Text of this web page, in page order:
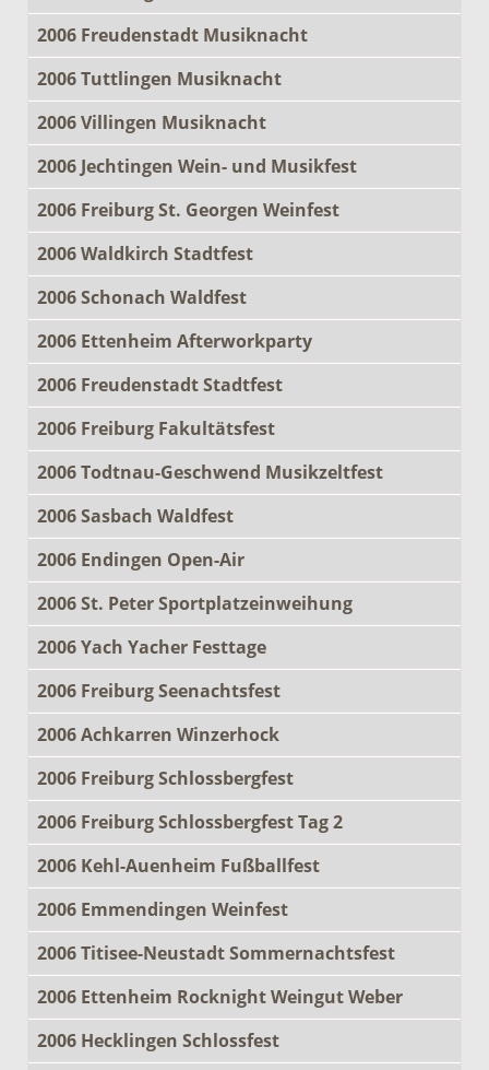
2006 Freudenstadt Musiknacht
2006 Tuttlingen Musiknacht
2006 Villingen Musiknacht
2006 Jechtingen Wein- und Musikfest
2006 Freiburg St. Georgen Weinfest
2006 Waldkirch Stadtfest
2006 Schonach Waldfest
2006 Ettenheim Afterworkparty
2006 Freudenstadt Stadtfest
2006 Freiburg Fakultätsfest
2006 Todtnau-Geschwend Musikzeltfest
2006 Sasbach Waldfest
2006 Endingen Open-Air
2006 St. Peter Sportplatzeinweihung
2006 Yach Yacher Festtage
2006 Freiburg Seenachtsfest
2006 Achkarren Winzerhock
2006 Freiburg Schlossbergfest
2006 Freiburg Schlossbergfest Tag 2
2006 Kehl-Auenheim Fußballfest
2006 Emmendingen Weinfest
2006 Titisee-Neustadt Sommernachtsfest
2006 Ettenheim Rocknight Weingut Weber
2006 Hecklingen Schlossfest